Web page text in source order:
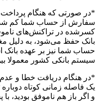
*در صورتی که هنگام
سفارش از حساب شما کم شد،
کسرشده در تراکنش‌های
بانک حفظ می‌شود، به دلیل
حساب شما نیز بر عهده بانک
سیستم بانکی کشور معمولا بین ۴۸ تا ۷۲ ساعت زمان نیاز
*در هنگام دریافت خطا و عدم
یک فاصله زمانی کوتاه
و اگر باز هم ناموفق بودید، با